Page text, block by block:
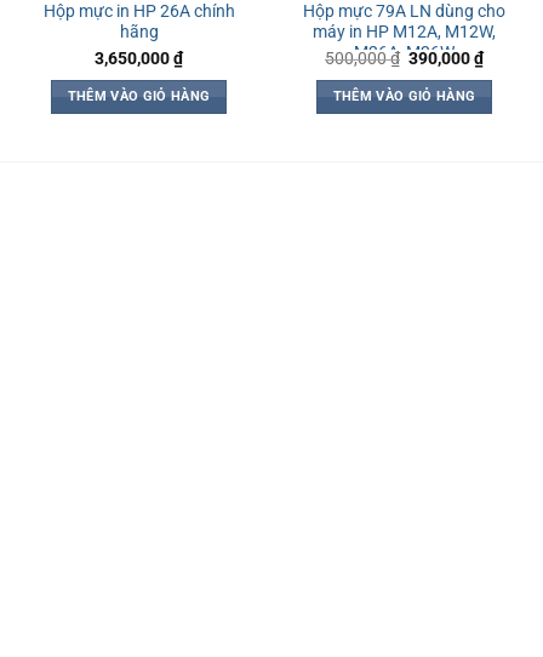
Hộp mực in HP 26A chính
hãng
3,650,000₫
THÊM VÀO GIỎ HÀNG
Hộp mực 79A LN dùng cho
máy in HP M12A, M12W,
M26A, M26W
500,000₫ Giá
là:
500,000 ₫.
390,000₫Giá
hiện
THÊM VÀO GIỎ HÀNG